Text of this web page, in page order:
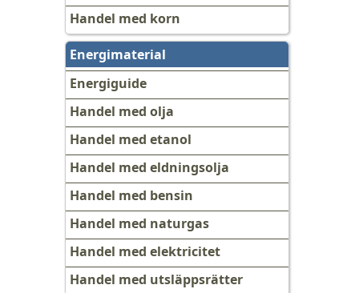
Handel med korn
Energimaterial
Energiguide
Handel med olja
Handel med etanol
Handel med eldningsolja
Handel med bensin
Handel med naturgas
Handel med elektricitet
Handel med utsläppsrätter